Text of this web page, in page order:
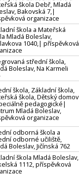
škola Debř, Mladá
Bakovská 7,|
organizace
škola a Mateřská
Mladá Boleslav,
1040,| příspěvková
střední škola,
Boleslav, Na Karmeli
škola, Základní škola,
škola, Dětský domov
pedagogické|
Mladá Boleslav,
organizace
odborná škola a
odborné učiliště,
Boleslav, Jičínská 762
škola Mladá Boleslav,
1112, příspěvková